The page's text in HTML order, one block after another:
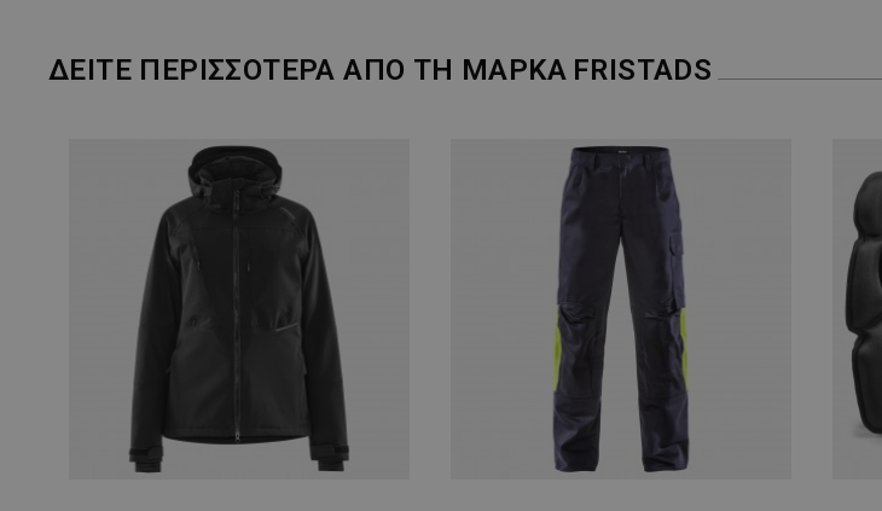
ΔΕΙΤΕ ΠΕΡΙΣΣΟΤΕΡΑ ΑΠΟ ΤΗ ΜΑΡΚΑ FRISTADS